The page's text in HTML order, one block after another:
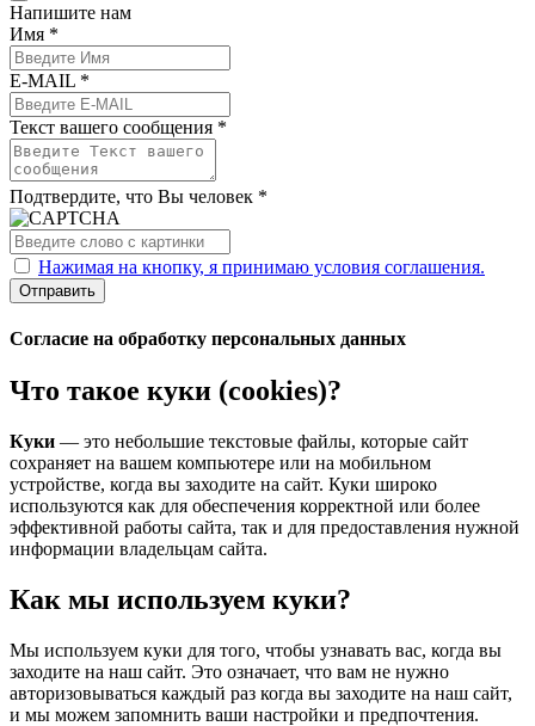
Напишите нам
Имя *
E-MAIL *
Текст вашего сообщения *
Подтвердите, что Вы человек *
Нажимая на кнопку, я принимаю условия соглашения.
Отправить
Согласие на обработку персональных данных
Что такое куки (cookies)?
Куки — это небольшие текстовые файлы, которые сайт
сохраняет на вашем компьютере или на мобильном
устройстве, когда вы заходите на сайт. Куки широко
используются как для обеспечения корректной или более
эффективной работы сайта, так и для предоставления нужной
информации владельцам сайта.
Как мы используем куки?
Мы используем куки для того, чтобы узнавать вас, когда вы
заходите на наш сайт. Это означает, что вам не нужно
авторизовываться каждый раз когда вы заходите на наш сайт,
и мы можем запомнить ваши настройки и предпочтения.